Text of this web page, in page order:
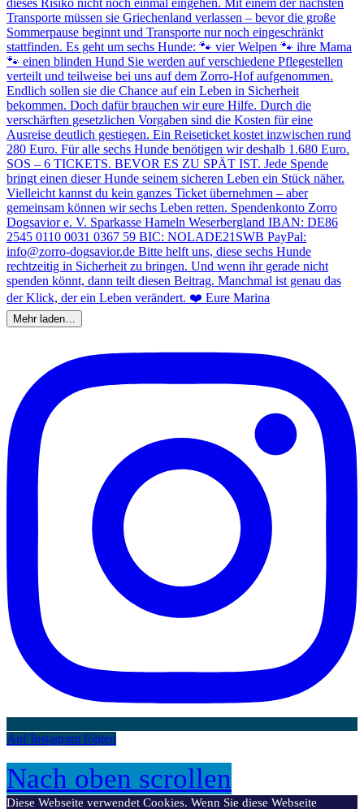
Mehr laden…
Auf Instagram folgen
Nach oben scrollen
Diese Webseite verwendet Cookies. Wenn Sie diese Webseite